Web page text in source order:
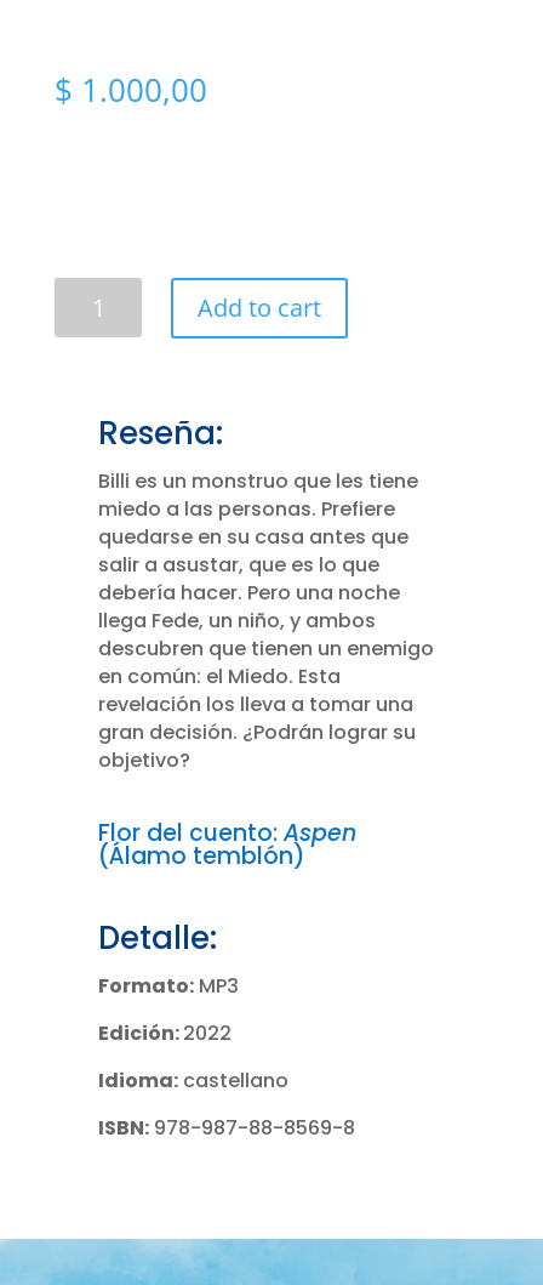
$ 1.000,00
personas
Ebook
quantity
Add to cart
Reseña:
Billi es un monstruo que les tiene
miedo a las personas. Prefiere
quedarse en su casa antes que
salir a asustar, que es lo que
debería hacer. Pero una noche
llega Fede, un niño, y ambos
descubren que tienen un enemigo
en común: el Miedo. Esta
revelación los lleva a tomar una
gran decisión. ¿Podrán lograr su
objetivo?
Flor del cuento:Aspen
(Álamo temblón)
Detalle:
Formato:MP3
Edición:2022
Idioma:castellano
ISBN:978-987-88-8569-8